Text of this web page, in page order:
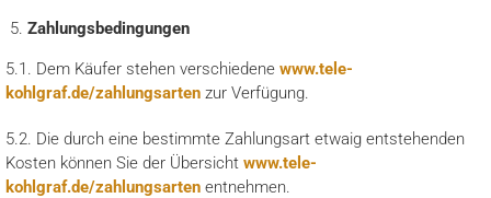
Zahlungsbedingungen
5.1. Dem Käufer stehen verschiedene www.tele-
kohlgraf.de/zahlungsarten zur Verfügung.
5.2. Die durch eine bestimmte Zahlungsart etwaig entstehenden
Kosten können Sie der Übersicht www.tele-
kohlgraf.de/zahlungsarten entnehmen.